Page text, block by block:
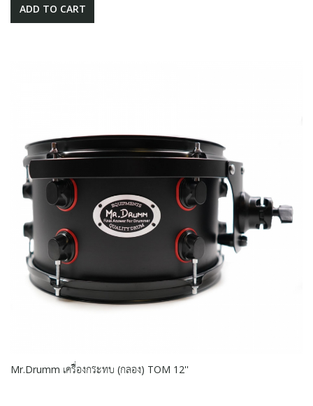
ADD TO CART
Mr.Drumm เครื่องกระทบ (กลอง) TOM 12''